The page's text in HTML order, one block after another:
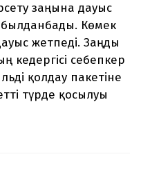
заңына дауыс
Көмек
жетпеді. Заңды
кедергісі себепкер
қолдау пакетіне
түрде қосылуы